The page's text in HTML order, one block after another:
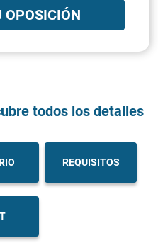
OPOSICIÓN
todos los detalles
REQUISITOS